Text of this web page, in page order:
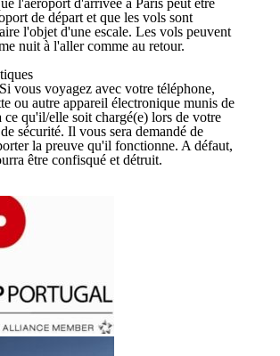
de départ et que les vols sont
l'objet d'une escale. Les vols peuvent
nuit à l'aller comme au retour.
vous voyagez avec votre téléphone,
ou autre appareil électronique munis de
ce qu'il/elle soit chargé(e) lors de votre
sécurité. Il vous sera demandé de
la preuve qu'il fonctionne. A défaut,
être confisqué et détruit.